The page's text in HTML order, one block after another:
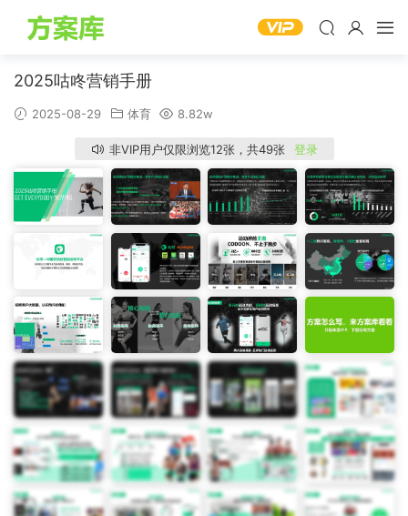
2025咕咚营销手册
2025-08-29 体育 8.82w
非VIP用户仅限浏览12张，共49张 登录